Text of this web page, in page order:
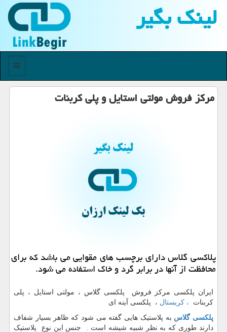
لینك بگیر
منو
مركز فروش مولتی استایل و پلی كربنات
پلاكسی گلاس دارای برچسب های مقوایی می باشد كه برای
محافظت از آنها در برابر گرد و خاك استفاده می شود.
ایران پلکسی مرکز فروش پلکسی گلاس ، مولتی استایل ، پلی
کربنات ، کریستال ، پلکسی آینه ای
پلکسی گلاس به پلاستیک هایی گفته می شود که ظاهر بسیار شفاف
دارند طوری که به نظر شبیه شیشه است . جنس این نوع پلاستیک